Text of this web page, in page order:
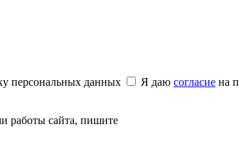
персональных данных Я даю согласие на
работы сайта, пишите